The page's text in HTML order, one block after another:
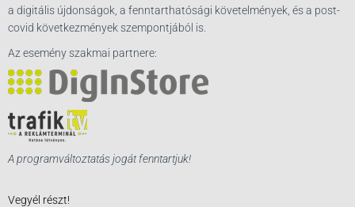
a digitális újdonságok, a fenntarthatósági követelmények, és a post-
covid következmények szempontjából is.
Az esemény szakmai partnere:
A programváltoztatás jogát fenntartjuk!
Vegyél részt!